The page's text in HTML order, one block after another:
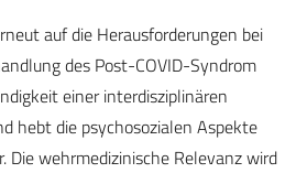
auf die Herausforderungen bei
des Post-COVID-Syndrom
einer interdisziplinären
hebt die psychosozialen Aspekte
Die wehrmedizinische Relevanz wird